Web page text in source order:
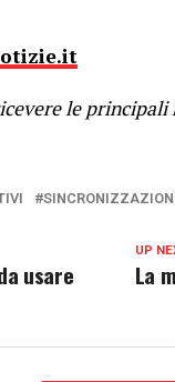
le
UP
La
usare